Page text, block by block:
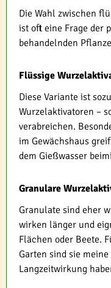
Die Wahl zwischen
ist oft eine Frage der
behandelnden
Flüssige
Diese Variante ist
Wurzelaktivatoren –
verabreichen.
im Gewächshaus
dem Gießwasser
Granulare
Granulate sind eher
wirken länger und
Flächen oder Beete.
Garten sind sie
Langzeitwirkung